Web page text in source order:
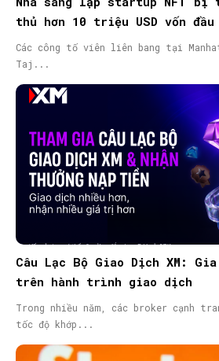
thủ hơn 10 triệu USD vốn
Các công tố viên liên bang tại
Taj...
Câu Lạc Bộ Giao Dịch XM:
trên hành trình giao dịch
Trong nhiều năm, các broker cạnh
tốc độ khớp...